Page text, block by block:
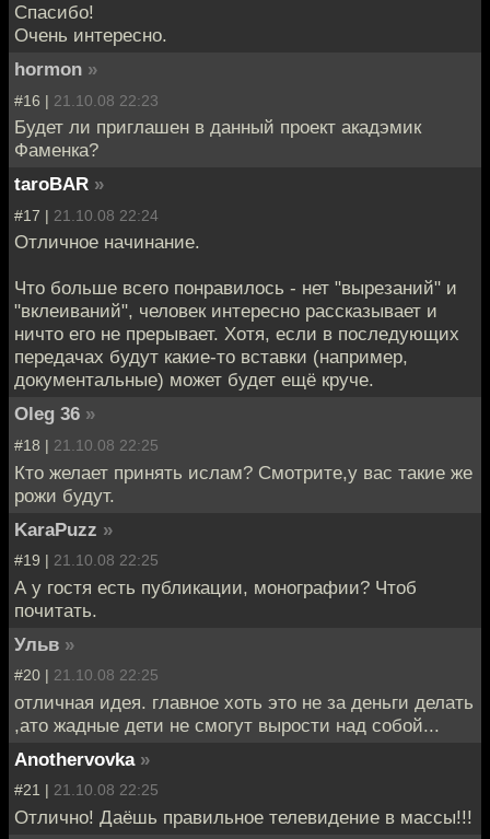
Спасибо!
Очень интересно.
hormon »
#16 | 21.10.08 22:23
Будет ли приглашен в данный проект акадэмик
Фаменка?
taroBAR »
#17 | 21.10.08 22:24
Отличное начинание.
Что больше всего понравилось - нет "вырезаний" и
"вклеиваний", человек интересно рассказывает и
ничто его не прерывает. Хотя, если в последующих
передачах будут какие-то вставки (например,
документальные) может будет ещё круче.
Oleg 36 »
#18 | 21.10.08 22:25
Кто желает принять ислам? Смотрите,у вас такие же
рожи будут.
KaraPuzz »
#19 | 21.10.08 22:25
А у гостя есть публикации, монографии? Чтоб
почитать.
Ульв »
#20 | 21.10.08 22:25
отличная идея. главное хоть это не за деньги делать
,ато жадные дети не смогут вырости над собой...
Anothervovka »
#21 | 21.10.08 22:25
Отлично! Даёшь правильное телевидение в массы!!!